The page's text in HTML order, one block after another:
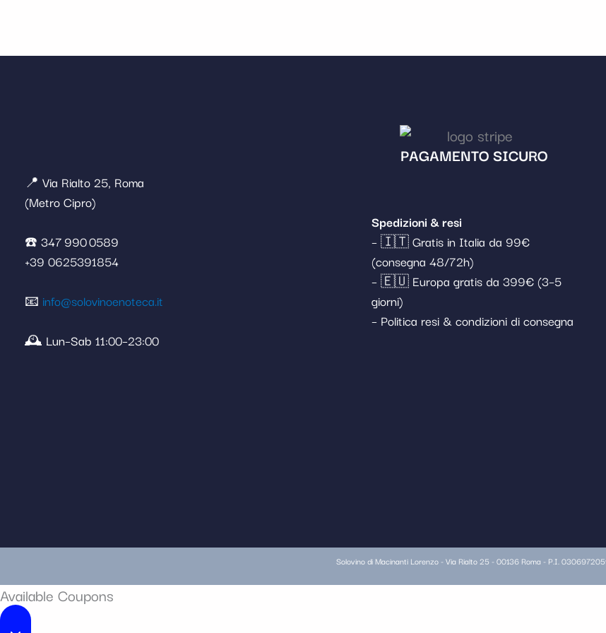
📍 Via Rialto 25, Roma
(Metro Cipro)
☎️ 347 990 0589
+39 0625391854
📧 info@solovinoenoteca.it
🕰️ Lun–Sab 11:00–23:00
PAGAMENTO SICURO
Spedizioni & resi
– 🇮🇹 Gratis in Italia da 99€
(consegna 48/72h)
– 🇪🇺 Europa gratis da 399€ (3–5
giorni)
– Politica resi & condizioni di consegna
Solovino di Macinanti Lorenzo - Via Rialto 25 - 00136 Roma - P.I.
Available Coupons